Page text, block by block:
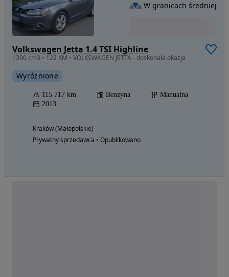
Volkswagen Jetta 1.4 TSI Highline
1390 cm3 • 122 KM • VOLKSWAGEN JETTA - doskonała okazja
Wyróżnione
115 717 km Benzyna
Manualna
2013
Kraków (Małopolskie)
Prywatny sprzedawca • Opublikowano
W granicach średniej